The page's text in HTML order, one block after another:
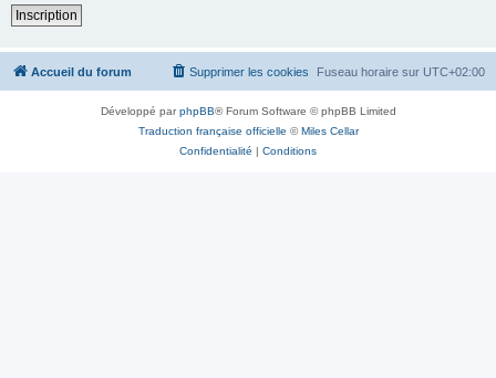
Inscription
Accueil du forum Fuseau horaire sur UTC+02:00
Supprimer les cookies
Développé parphpBB® Forum Software © phpBB Limited
Traduction française officielle ©Miles Cellar
Confidentialité | Conditions